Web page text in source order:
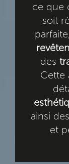
ce que
soit
des
Cette
ainsi des
et